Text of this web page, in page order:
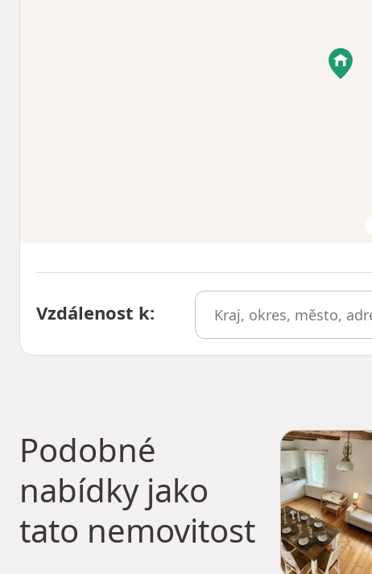
Vzdálenost k:
Podobné
nabídky jako
tato nemovitost